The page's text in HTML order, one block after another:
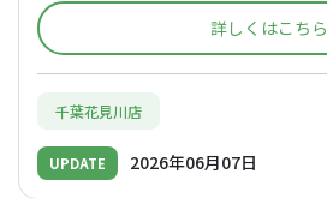
詳しくはこちら
千葉花見川店
UPDATE 2026年06月07日